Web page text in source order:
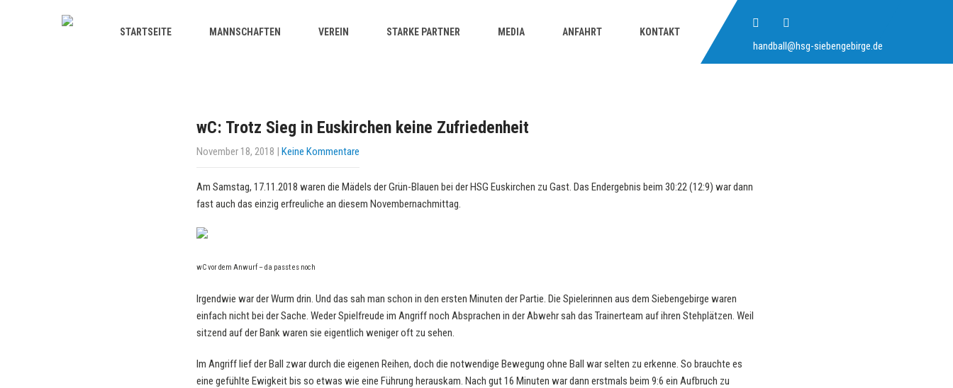
handball@hsg-siebengebirge.de
STARTSEITE MANNSCHAFTEN VEREIN STARKE PARTNER MEDIA ANFAHRT KONTAKT
wC: Trotz Sieg in Euskirchen keine Zufriedenheit
November 18, 2018 | Keine Kommentare
Am Samstag, 17.11.2018 waren die Mädels der Grün-Blauen bei der HSG Euskirchen zu Gast. Das Endergebnis beim 30:22 (12:9) war dann
fast auch das einzig erfreuliche an diesem Novembernachmittag.
wC vor dem Anwurf – da passt es noch
Irgendwie war der Wurm drin. Und das sah man schon in den ersten Minuten der Partie. Die Spielerinnen aus dem Siebengebirge waren
einfach nicht bei der Sache. Weder Spielfreude im Angriff noch Absprachen in der Abwehr sah das Trainerteam auf ihren Stehplätzen. Weil
sitzend auf der Bank waren sie eigentlich weniger oft zu sehen.
Im Angriff lief der Ball zwar durch die eigenen Reihen, doch die notwendige Bewegung ohne Ball war selten zu erkenne. So brauchte es
eine gefühlte Ewigkeit bis so etwas wie eine Führung herauskam. Nach gut 16 Minuten war dann erstmals beim 9:6 ein Aufbruch zu